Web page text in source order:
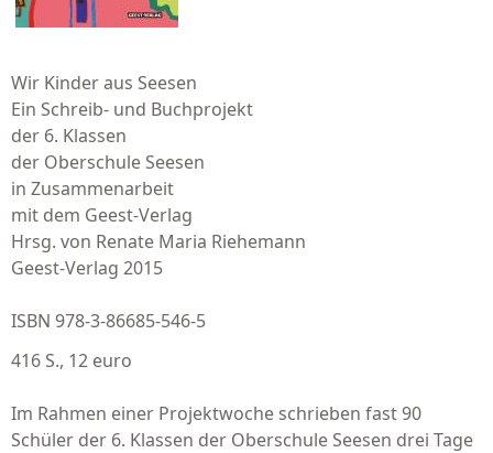
Wir Kinder aus Seesen
Ein Schreib- und Buchprojekt
der 6. Klassen
der Oberschule Seesen
in Zusammenarbeit
mit dem Geest-Verlag
Hrsg. von Renate Maria Riehemann
Geest-Verlag 2015
ISBN 978-3-86685-546-5
416 S., 12 euro
Im Rahmen einer Projektwoche schrieben fast 90
Schüler der 6. Klassen der Oberschule Seesen drei Tage